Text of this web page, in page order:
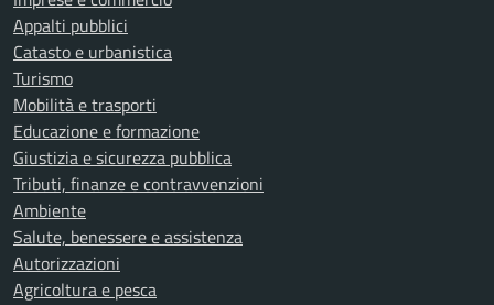
Appalti pubblici
Catasto e urbanistica
Turismo
Mobilità e trasporti
Educazione e formazione
Giustizia e sicurezza pubblica
Tributi, finanze e contravvenzioni
Ambiente
Salute, benessere e assistenza
Autorizzazioni
Agricoltura e pesca